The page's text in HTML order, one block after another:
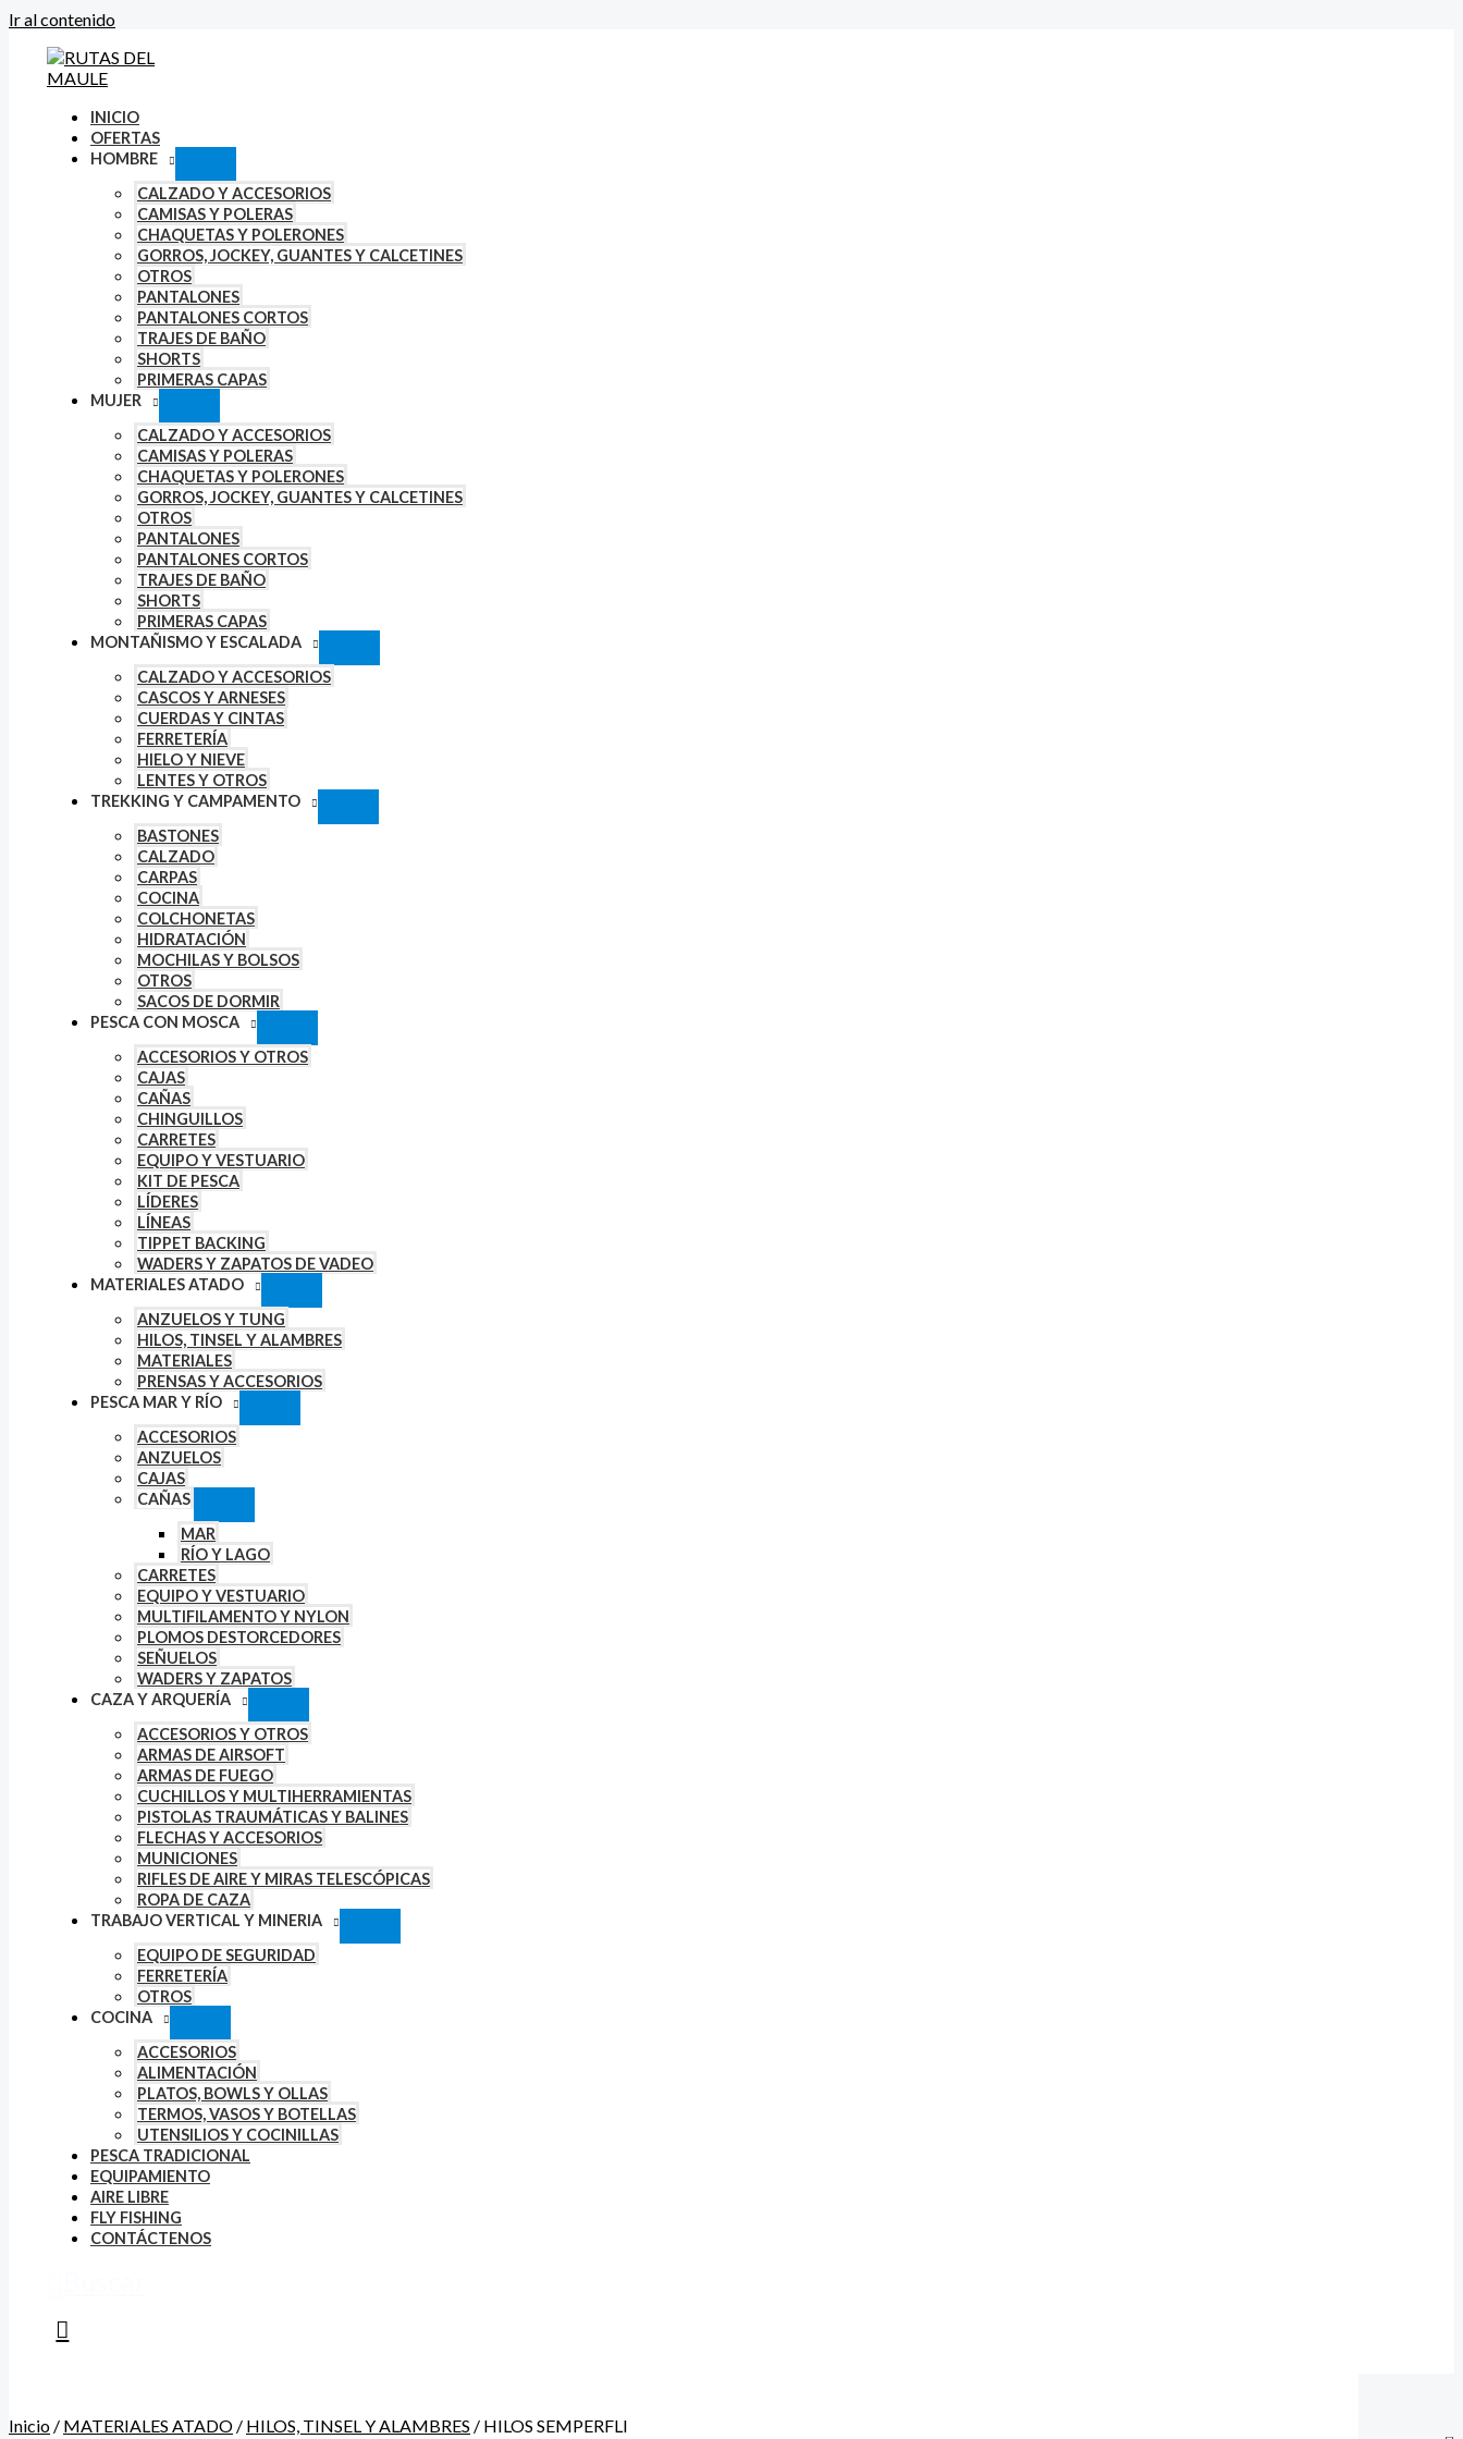
Ir al contenido
INICIO
OFERTAS
HOMBRE
CALZADO Y ACCESORIOS
CAMISAS Y POLERAS
CHAQUETAS Y POLERONES
GORROS, JOCKEY, GUANTES Y CALCETINES
OTROS
PANTALONES
PANTALONES CORTOS
TRAJES DE BAÑO
SHORTS
PRIMERAS CAPAS
MUJER
CALZADO Y ACCESORIOS
CAMISAS Y POLERAS
CHAQUETAS Y POLERONES
GORROS, JOCKEY, GUANTES Y CALCETINES
OTROS
PANTALONES
PANTALONES CORTOS
TRAJES DE BAÑO
SHORTS
PRIMERAS CAPAS
MONTAÑISMO Y ESCALADA
CALZADO Y ACCESORIOS
CASCOS Y ARNESES
CUERDAS Y CINTAS
FERRETERÍA
HIELO Y NIEVE
LENTES Y OTROS
TREKKING Y CAMPAMENTO
BASTONES
CALZADO
CARPAS
COCINA
COLCHONETAS
HIDRATACIÓN
MOCHILAS Y BOLSOS
OTROS
SACOS DE DORMIR
PESCA CON MOSCA
ACCESORIOS Y OTROS
CAJAS
CAÑAS
CHINGUILLOS
CARRETES
EQUIPO Y VESTUARIO
KIT DE PESCA
LÍDERES
LÍNEAS
TIPPET BACKING
WADERS Y ZAPATOS DE VADEO
MATERIALES ATADO
ANZUELOS Y TUNG
HILOS, TINSEL Y ALAMBRES
MATERIALES
PRENSAS Y ACCESORIOS
PESCA MAR Y RÍO
ACCESORIOS
ANZUELOS
CAJAS
CAÑAS
MAR
RÍO Y LAGO
CARRETES
EQUIPO Y VESTUARIO
MULTIFILAMENTO Y NYLON
PLOMOS DESTORCEDORES
SEÑUELOS
WADERS Y ZAPATOS
CAZA Y ARQUERÍA
ACCESORIOS Y OTROS
ARMAS DE AIRSOFT
ARMAS DE FUEGO
CUCHILLOS Y MULTIHERRAMIENTAS
PISTOLAS TRAUMÁTICAS Y BALINES
FLECHAS Y ACCESORIOS
MUNICIONES
RIFLES DE AIRE Y MIRAS TELESCÓPICAS
ROPA DE CAZA
TRABAJO VERTICAL Y MINERIA
EQUIPO DE SEGURIDAD
FERRETERÍA
OTROS
COCINA
ACCESORIOS
ALIMENTACIÓN
PLATOS, BOWLS Y OLLAS
TERMOS, VASOS Y BOTELLAS
UTENSILIOS Y COCINILLAS
PESCA TRADICIONAL
EQUIPAMIENTO
AIRE LIBRE
FLY FISHING
CONTÁCTENOS
Inicio / MATERIALES ATADO / HILOS, TINSEL Y ALAMBRES / HILOS SEMPERFLI